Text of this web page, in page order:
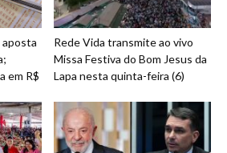
aposta
em R$
Rede Vida transmite ao vivo
Missa Festiva do Bom Jesus da
Lapa nesta quinta-feira (6)